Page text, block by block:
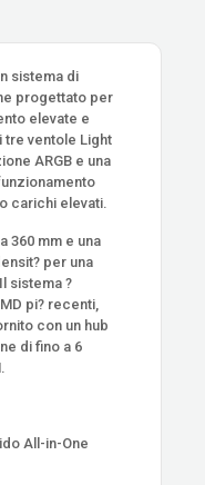
sistema di
progettato per
elevate e
tre ventole Light
ARGB e una
carichi elevati.
360 mm e una
per una
sistema ?
pi? recenti,
con un hub
di fino a 6
All-in-One